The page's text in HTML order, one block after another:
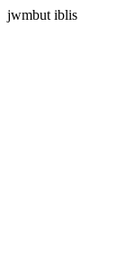
jwmbut iblis